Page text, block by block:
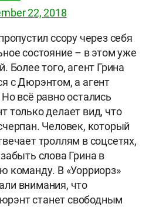
22, 2018
ссору через себя
состояние – в этом уже
Более того, агент Грина
с Дюрэнтом, а агент
всё равно остались
только делает вид, что
Человек, который
троллям в соцсетях,
слова Грина в
команду. В «Уорриорз»
внимания, что
станет свободным